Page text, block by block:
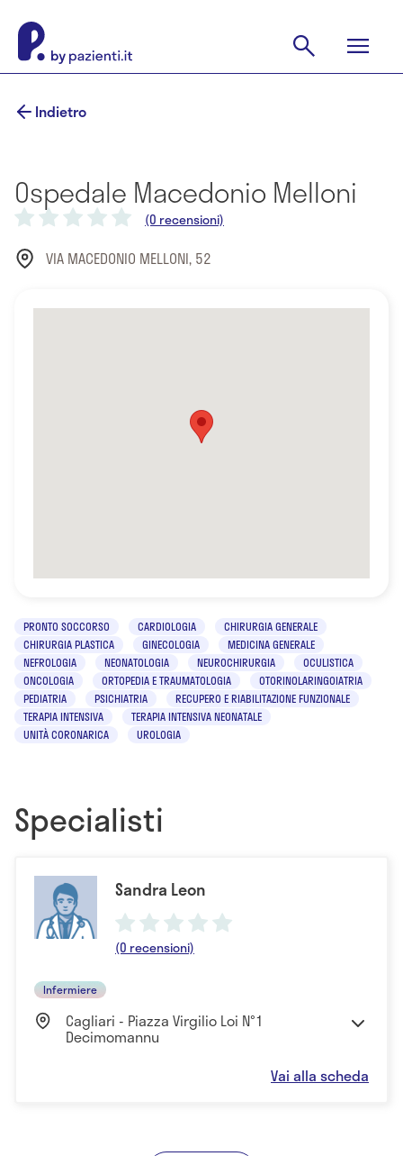
Indietro
Ospedale Macedonio Melloni
(0 recensioni)
VIA MACEDONIO MELLONI, 52
PRONTO SOCCORSO CARDIOLOGIA
CHIRURGIA GENERALE
CHIRURGIA PLASTICA
GINECOLOGIA
MEDICINA GENERALE
NEFROLOGIA
NEONATOLOGIA NEUROCHIRURGIA
OCULISTICA
ONCOLOGIA
ORTOPEDIA E TRAUMATOLOGIA
OTORINOLARINGOIATRIA
PEDIATRIA
PSICHIATRIA
RECUPERO E RIABILITAZIONE FUNZIONALE
TERAPIA INTENSIVA
TERAPIA INTENSIVA NEONATALE
UNITÀ CORONARICA
UROLOGIA
Specialisti
Sandra Leon
(0 recensioni)
Infermiere
Cagliari - Piazza Virgilio Loi N°1
Decimomannu
Vai alla scheda